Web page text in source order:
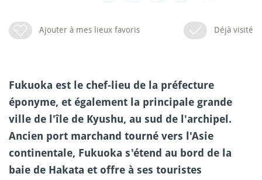
Ajouter à mes lieux favoris Déjà visité
Fukuoka est le chef-lieu de la préfecture
éponyme, et également la principale grande
ville de l'île de Kyushu, au sud de l'archipel.
Ancien port marchand tourné vers l'Asie
continentale, Fukuoka s'étend au bord de la
baie de Hakata et offre à ses touristes